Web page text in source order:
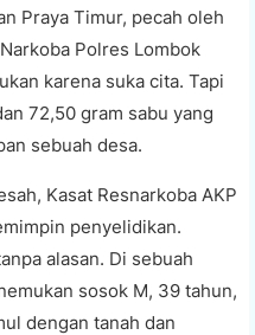
Praya Timur, pecah oleh
Polres Lombok
karena suka cita. Tapi
72,50 gram sabu yang
sebuah desa.
Kasat Resnarkoba AKP
penyelidikan.
alasan. Di sebuah
sosok M, 39 tahun,
dengan tanah dan